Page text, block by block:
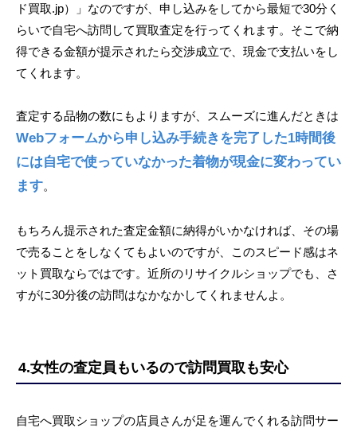
ド買取.jp）」なのですが、申し込みをしてから最短で30分く
らいで自宅へ訪問して買取査定を行ってくれます。そこで納
得できる金額が提示されたら交渉成立で、現金で支払いをし
てくれます。
査定する品物の数にもよりますが、スムーズに進んだときは
Webフォームから申し込み手続きを完了した1時間後
には自宅で使っていなかった着物が現金に変わってい
ます。
もちろん提示された査定金額に納得がいかなければ、その場
で売ることをしなくてもよいのですが、このスピード感はネ
ット買取ならではです。近所のリサイクルショップでも、さ
すがに30分後の訪問はなかなかしてくれませんよ。
4.女性の査定員もいるので訪問買取も安心
自宅へ買取ショップの店員さんが足を運んでくれる訪問サー